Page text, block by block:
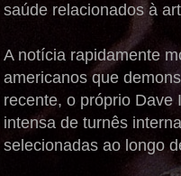
saúde relacionados à
A notícia rapidamente
americanos que
recente, o próprio Dave
intensa de turnês
selecionadas ao longo